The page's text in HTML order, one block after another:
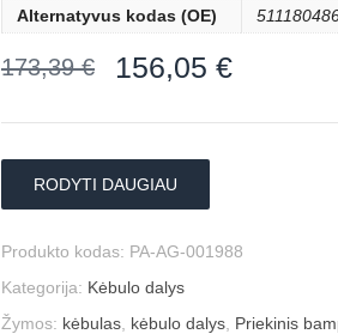
Alternatyvus kodas (OE)
173,39€ 156,05 €
RODYTI DAUGIAU
Produkto kodas: PA-AG-001988
Kategorija: Kėbulo dalys
Žymos: kėbulas kėbulo dalys Priekinis